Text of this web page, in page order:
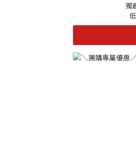
獨
結合日本一夜干及
職